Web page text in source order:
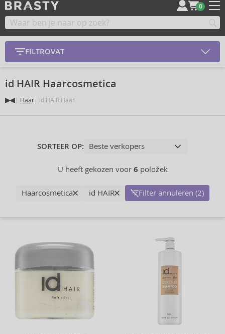
0
FILTROVAT
id HAIR Haarcosmetica
Haar id HAIR Haar
SORTEER OP:
U heeft gekozen voor 6 položek
Haarcosmetica id HAIR Filter annuleren (2)